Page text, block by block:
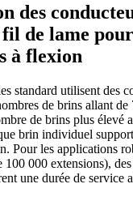
des
de lame
à flexion
standard utilisent des
de brins allant de
de brins plus élevé
brin individuel
Pour les applications
100 000 extensions),
une durée de service